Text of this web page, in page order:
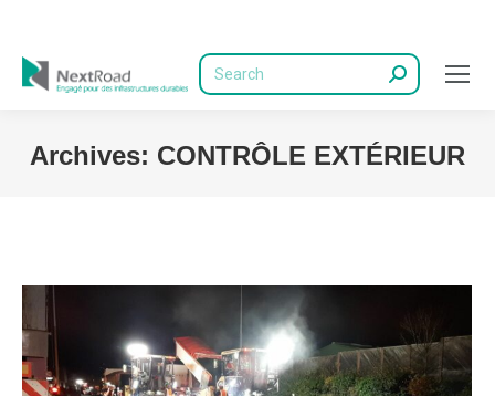
Recherche
Archives: CONTRÔLE EXTÉRIEUR